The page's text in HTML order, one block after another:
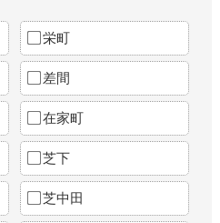
栄町
差間
在家町
芝下
芝中田